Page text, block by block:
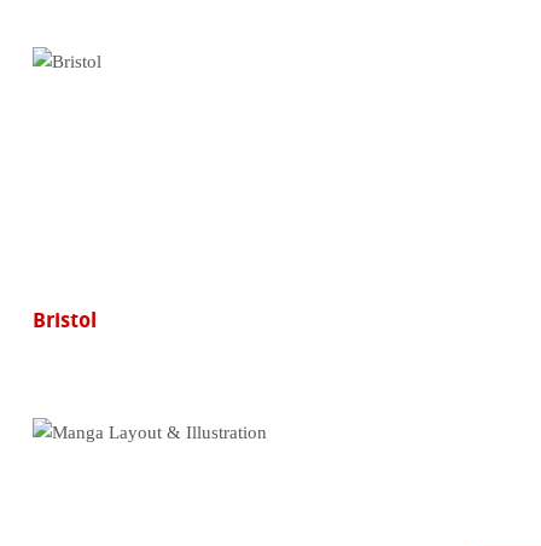
Bristol